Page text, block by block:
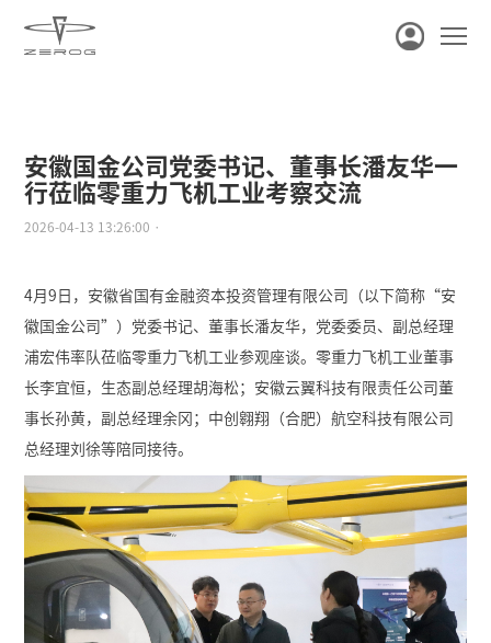
安徽国金公司党委书记、董事长潘友华一
行莅临零重力飞机工业考察交流
2026-04-13 13:26:00 ·
4月9日，安徽省国有金融资本投资管理有限公司（以下简称“安
徽国金公司”）党委书记、董事长潘友华，党委委员、副总经理
浦宏伟率队莅临零重力飞机工业参观座谈。零重力飞机工业董事
长李宜恒，生态副总经理胡海松；安徽云翼科技有限责任公司董
事长孙黄，副总经理余冈；中创翱翔（合肥）航空科技有限公司
总经理刘徐等陪同接待。